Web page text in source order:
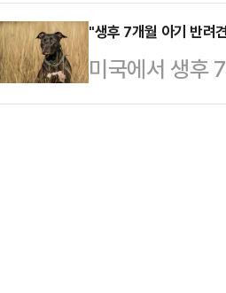
청년 조직을 책
"만에 하나 있
난주까지 준비
예…
을 수 있는 것
급까지 평균 열
위해 보험금 지
"생후 7개월 아기 반려
미국에서 생후
했다.13일(현